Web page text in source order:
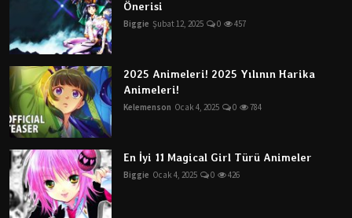
Önerisi
Biggie Şubat 12, 2025 0 457
2025 Animeleri! 2025 Yılının Harika
Animeleri!
Kelemenson Ocak 4, 2025 0 784
En İyi 11 Magical Girl Türü Animeler
Biggie Ocak 4, 2025 0 426